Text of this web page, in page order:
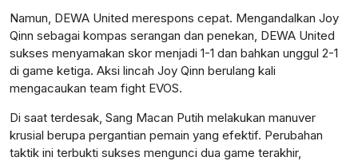
Namun, DEWA United merespons cepat. Mengandalkan Joy
Qinn sebagai kompas serangan dan penekan, DEWA United
sukses menyamakan skor menjadi 1-1 dan bahkan unggul 2-1
di game ketiga. Aksi lincah Joy Qinn berulang kali
mengacaukan team fight EVOS.
Di saat terdesak, Sang Macan Putih melakukan manuver
krusial berupa pergantian pemain yang efektif. Perubahan
taktik ini terbukti sukses mengunci dua game terakhir,